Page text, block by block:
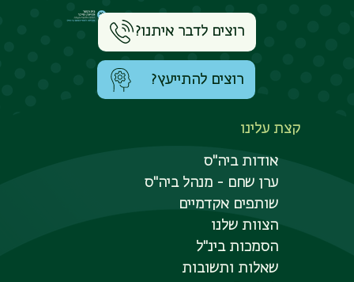
קצת עלינו
אודות ביה"ס
ערן שחם - מנהל ביה"ס
שותפים אקדמיים
הצוות שלנו
הסמכות בינ"ל
שאלות ותשובות
רוצים לדבר איתנו?
רוצים להתייעץ?